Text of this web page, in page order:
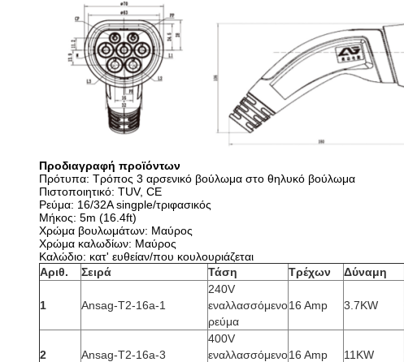
Προδιαγραφή προϊόντων
Πρότυπα: Τρόπος 3 αρσενικό βούλωμα στο θηλυκό βούλωμα
Πιστοποιητικό: TUV, CE
Ρεύμα: 16/32A singple/τριφασικός
Μήκος: 5m (16.4ft)
Χρώμα βουλωμάτων: Μαύρος
Χρώμα καλωδίων: Μαύρος
Καλώδιο: κατ' ευθείαν/που κουλουριάζεται
Αριθ.
Σειρά Τάση Τρέχων Δύναμη
1 Ansag-T2-16a-1
240V
εναλλασσόμενο
ρεύμα
16 Amp 3.7KW
2 Ansag-T2-16a-3
400V
εναλλασσόμενο16 Amp 11KW